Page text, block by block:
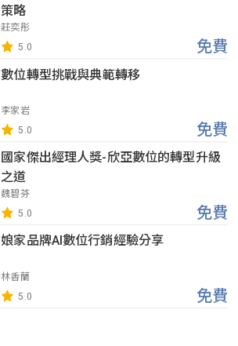
策略
莊奕彤
5.0
免費
數位轉型挑戰與典範轉移
李家岩
5.0
免費
國家傑出經理人獎-欣亞數位的轉型升級
之道
魏碧芬
5.0 免費
娘家品牌AI數位行銷經驗分享
林香蘭
5.0 免費